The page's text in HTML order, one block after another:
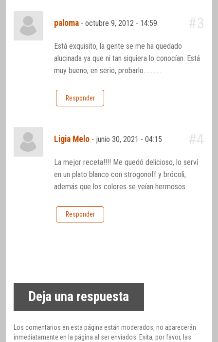
paloma -octubre 9, 2012 - 14:59 #3
Está exquisito, la gente se me ha quedado
alucinada ya que ni tan siquiera lo conocían. Está
muy bueno, en serio, probarlo…………
Responder
Ligia Melo - junio 30, 2021 - 04:15 #4
La mejor receta!!!! Me quedó delicioso, lo serví
en un plato blanco con strogonoff y brócoli,
además que los colores se veían hermosos
Responder
Deja una respuesta
Los comentarios en esta página están moderados, no aparecerán
inmediatamente en la página al ser enviados. Evita, por favor, las